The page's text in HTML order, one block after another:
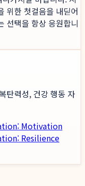
위한 첫걸음을 내딛어
선택을 항상 응원합니
탄력성, 건강 행동 자
Motivation
Resilience